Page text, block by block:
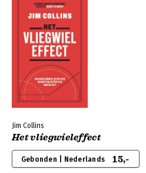
Jim Collins
Het vliegwieleffect
Gebonden | Nederlands 15,-